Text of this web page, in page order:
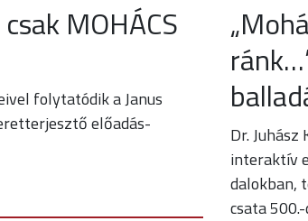
MOHÁCS
folytatódik a Janus
előadás-
Dr.
interaktív
dalokban,
csata